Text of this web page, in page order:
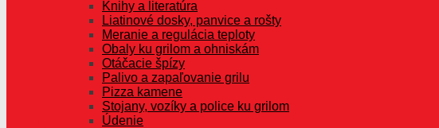
Knihy a literatúra
Liatinové dosky, panvice a rošty
Meranie a regulácia teploty
Obaly ku grilom a ohniskám
Otáčacie špízy
Palivo a zapaľovanie grilu
Pizza kamene
Stojany, vozíky a police ku grilom
Údenie